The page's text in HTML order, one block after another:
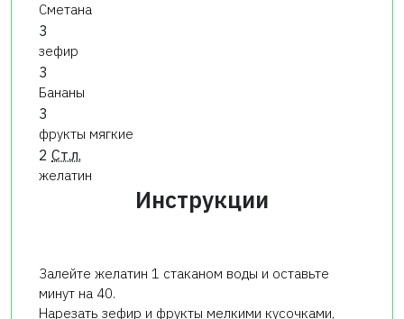
Сметана
3
зефир
3
Бананы
3
фрукты мягкие
2 Ст.л.
желатин
Инструкции
Залейте желатин 1 стаканом воды и оставьте
минут на 40.
Нарезать зефир и фрукты мелкими кусочками,